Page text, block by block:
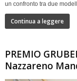
un confronto tra due
Continua a leggere
PREMIO
Nazzareno